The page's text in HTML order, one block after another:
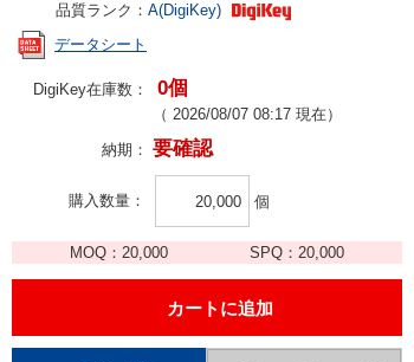
品質ランク： A(DigiKey)
データシート
DigiKey在庫数： 0個
（ 2026/08/07 08:17 現在）
納期： 要確認
購入数量 個
MOQ：20,000 SPQ： 20,000